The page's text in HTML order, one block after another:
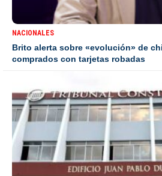
NACIONALES
Brito alerta sobre «evolución» de
comprados con tarjetas robadas